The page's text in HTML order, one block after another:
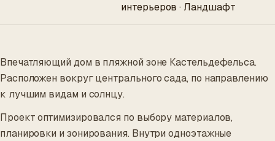
интерьеров · Ландшафт
Впечатляющий дом в пляжной зоне Кастельдефельса.
Расположен вокруг центрального сада, по направлению
к лучшим видам и солнцу.
Проект оптимизировался по выбору материалов,
планировки и зонирования. Внутри одноэтажные